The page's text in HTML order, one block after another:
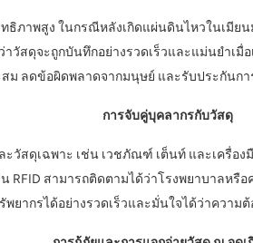
ภาพสูง ในกรณีหลังเกิดแผ่นดินไหวในเมีย
วัสดุจะถูกบันทึกอย่างรวดเร็วและแม่นยำ
ม ลดข้อผิดพลาดจากมนุษย์ และรับประกันก
การจับคู่บุคลากรกับวัสดุ
ดุเฉพาะ เช่น เวชภัณฑ์ เต็นท์ และเครื่อง
สามารถติดตามได้ว่าโรงพยาบาลห
พยากรได้อย่างรวดเร็วและมั่นใจได้ว่าคว